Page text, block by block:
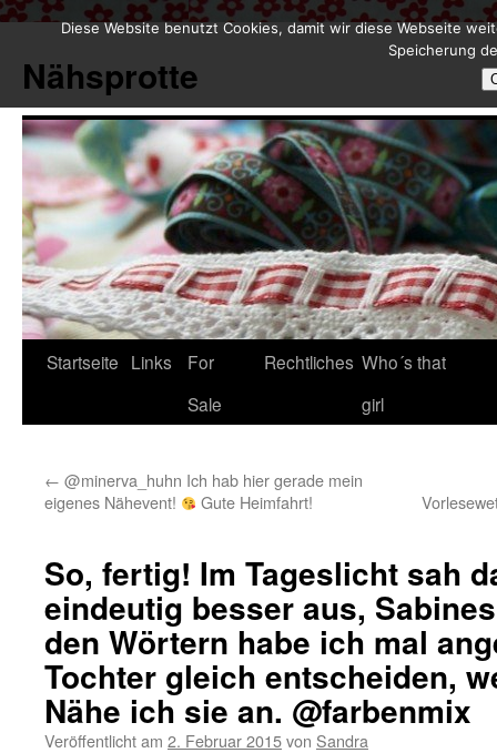
springen
Nähsprotte
Startseite Links
For
Sale
Rechtliches Who´s that
girl
← @minerva_huhn Ich hab hier gerade mein
eigenes Nähevent!
Gute Heimfahrt!
So, fertig! Im Tageslicht sah
eindeutig besser aus,
den Wörtern habe ich mal
Tochter gleich entscheiden,
Nähe ich sie an. @farbenmix
Veröffentlicht am 2. Februar 2015von Sandra
Diese Website benutzt Cookies, damit wir diese Webseite
Speicherung